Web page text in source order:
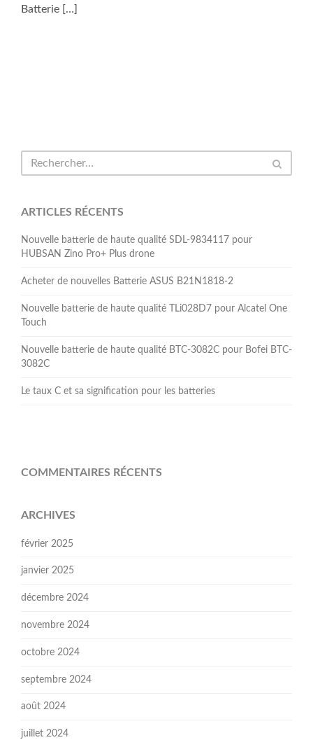
Batterie […]
ARTICLES RÉCENTS
Nouvelle batterie de haute qualité SDL-9834117 pour
HUBSAN Zino Pro+ Plus drone
Acheter de nouvelles Batterie ASUS B21N1818-2
Nouvelle batterie de haute qualité TLi028D7 pour Alcatel One
Touch
Nouvelle batterie de haute qualité BTC-3082C pour Bofei BTC-
3082C
Le taux C et sa signification pour les batteries
COMMENTAIRES RÉCENTS
ARCHIVES
février 2025
janvier 2025
décembre 2024
novembre 2024
octobre 2024
septembre 2024
août 2024
juillet 2024